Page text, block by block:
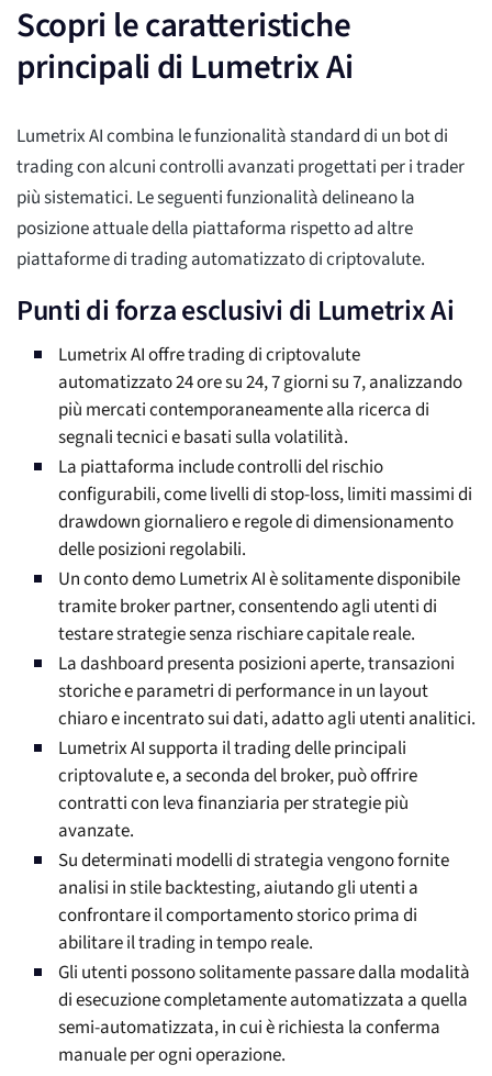
Scopri le caratteristiche
principali di Lumetrix Ai
Lumetrix AI combina le funzionalità standard di un bot di
trading con alcuni controlli avanzati progettati per i trader
più sistematici. Le seguenti funzionalità delineano la
posizione attuale della piattaforma rispetto ad altre
piattaforme di trading automatizzato di criptovalute.
Punti di forza esclusivi di Lumetrix Ai
Lumetrix AI offre trading di criptovalute
automatizzato 24 ore su 24, 7 giorni su 7, analizzando
più mercati contemporaneamente alla ricerca di
segnali tecnici e basati sulla volatilità.
La piattaforma include controlli del rischio
configurabili, come livelli di stop-loss, limiti massimi di
drawdown giornaliero e regole di dimensionamento
delle posizioni regolabili.
Un conto demo Lumetrix AI è solitamente disponibile
tramite broker partner, consentendo agli utenti di
testare strategie senza rischiare capitale reale.
La dashboard presenta posizioni aperte, transazioni
storiche e parametri di performance in un layout
chiaro e incentrato sui dati, adatto agli utenti analitici.
Lumetrix AI supporta il trading delle principali
criptovalute e, a seconda del broker, può offrire
contratti con leva finanziaria per strategie più
avanzate.
Su determinati modelli di strategia vengono fornite
analisi in stile backtesting, aiutando gli utenti a
confrontare il comportamento storico prima di
abilitare il trading in tempo reale.
Gli utenti possono solitamente passare dalla modalità
di esecuzione completamente automatizzata a quella
semi-automatizzata, in cui è richiesta la conferma
manuale per ogni operazione.